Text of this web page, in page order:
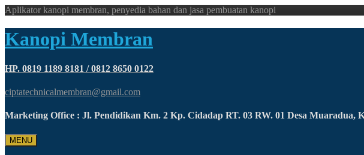
Aplikator kanopi membran, penyedia bahan dan jasa pembuatan kanopi
Kanopi Membran
HP. 0819 1189 8181 / 0812 8650 0122
ciptatechnicalmembran@gmail.com
Marketing Office : Jl. Pendidikan Km. 2 Kp. Cidadap RT. 03 RW. 01 Desa Muaradua,
MENU